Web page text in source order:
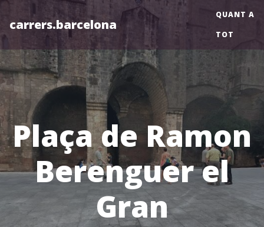
carrers.barcelona
QUANT A
TOT
Plaça de Ramon
Berenguer el
Gran